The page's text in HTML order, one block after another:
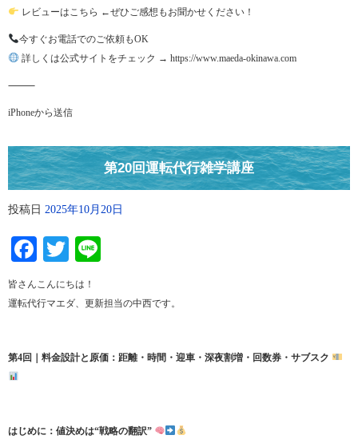
レビューはこちら ←ぜひご感想もお聞かせください！
今すぐお電話でのご依頼もOK
詳しくは公式サイトをチェック → https://www.maeda-okinawa.com
⸻
iPhoneから送信
第20回運転代行雑学講座
投稿日 2025年10月20日
Facebook
Twitter
皆さんこんにちは！
運転代行マエダ、更新担当の中西です。
第4回｜料金設計と原価：距離・時間・迎車・深夜割増・回数券・サブスク
はじめに：値決めは“戦略の翻訳”